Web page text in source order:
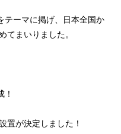
テーマに掲げ、日本全国か
てまいりました。
！
置が決定しました！